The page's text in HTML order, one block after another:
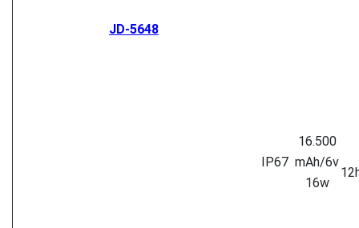
JD-5648
IP67
16.500
mAh/6v
16w